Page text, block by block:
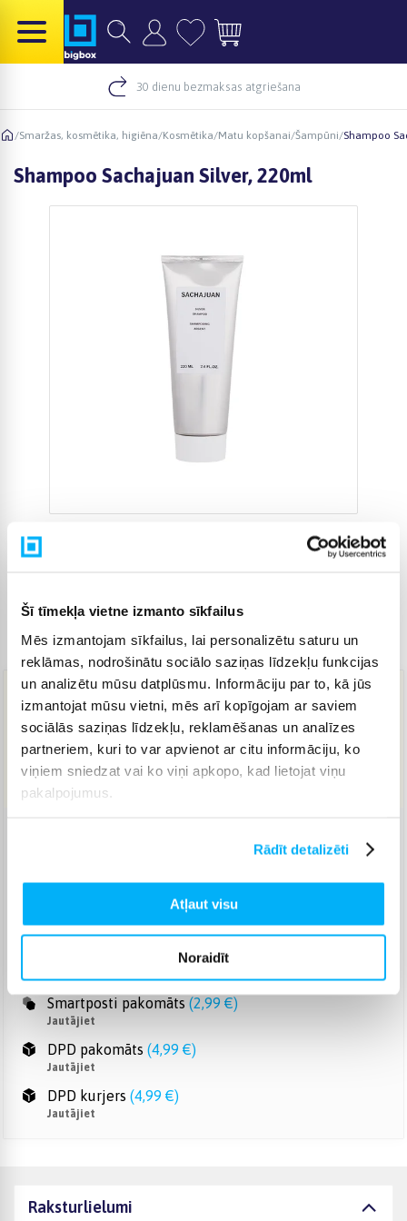
Šī tīmekļa vietne izmanto sīkfailus
Mēs izmantojam sīkfailus, lai personalizētu saturu un
reklāmas, nodrošinātu sociālo saziņas līdzekļu funkcijas
un analizētu mūsu datplūsmu. Informāciju par to, kā jūs
izmantojat mūsu vietni, mēs arī kopīgojam ar saviem
sociālās saziņas līdzekļu, reklamēšanas un analīzes
partneriem, kuri to var apvienot ar citu informāciju, ko
viņiem sniedzat vai ko viņi apkopo, kad lietojat viņu
pakalpojumus.
Rādīt detalizēti
Atļaut visu
Noraidīt
30 dienu bezmaksas atgriešana
/Smaržas, kosmētika, higiēna/Kosmētika/Matu kopšanai/Šampūni/Shampoo
Shampoo Sachajuan Silver, 220ml
Preces kods 4227486
22,80 €
IZPĀRDOTS
Apmaksā pilnu summu skaidrā naudā piegādes brīdī.
Jautājiet
3,99 €)
Smartposti pakomāts (2,99 €)
Jautājiet
DPD pakomāts (4,99 €)
Jautājiet
DPD kurjers (4,99 €)
Jautājiet
Raksturlielumi